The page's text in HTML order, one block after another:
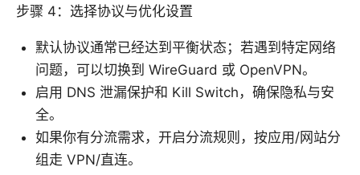
步骤 4：选择协议与优化设置
默认协议通常已经达到平衡状态；若遇到特定网络
问题，可以切换到 WireGuard 或 OpenVPN。
启用 DNS 泄漏保护和 Kill Switch，确保隐私与安
全。
如果你有分流需求，开启分流规则，按应用/网站分
组走 VPN/直连。